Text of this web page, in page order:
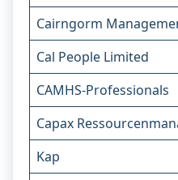
Cairngorm
Cal People Limited
CAMHS-Professionals
Capax
Kap